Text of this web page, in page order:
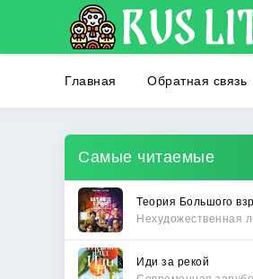
Главная Обратная связь
Самые читаемые
Иди за рекой